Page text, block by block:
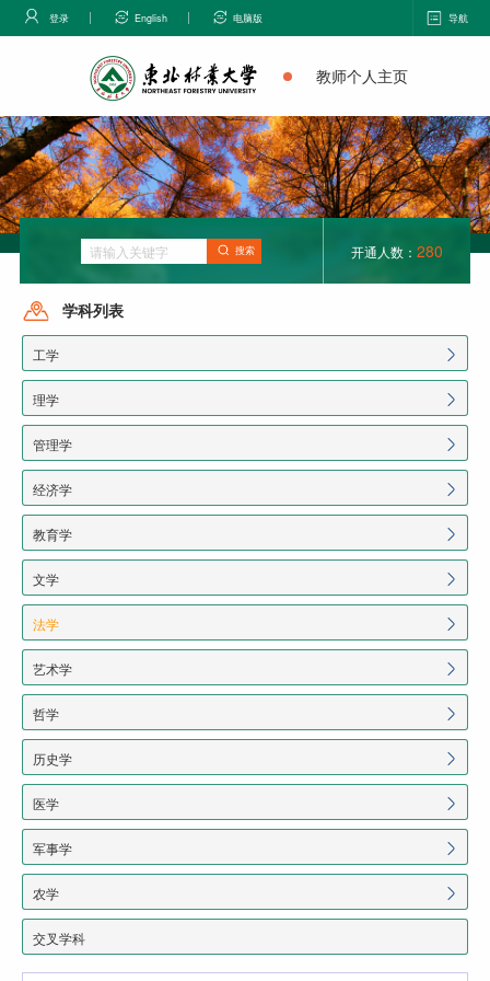
登录 English 电脑版 导航
教师个人主页
搜索 开通人数： 280
学科列表
工学
理学
管理学
经济学
教育学
文学
法学
艺术学
哲学
历史学
医学
军事学
农学
交叉学科